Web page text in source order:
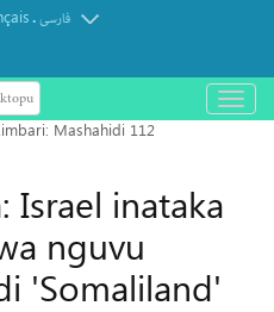
.فارسی
باز
و
Israel inataka
nguvu
'Somaliland'